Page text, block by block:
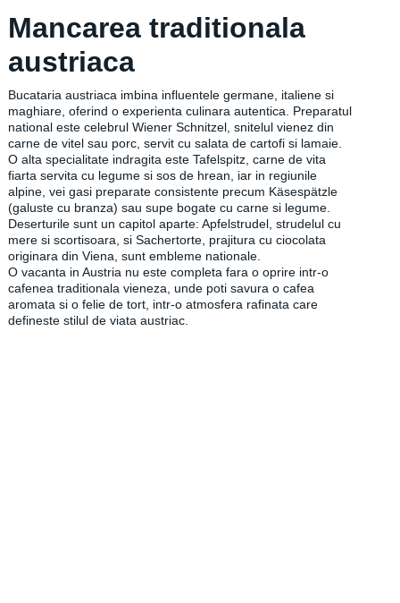
Mancarea traditionala
austriaca
Bucataria austriaca imbina influentele germane, italiene si
maghiare, oferind o experienta culinara autentica. Preparatul
national este celebrul Wiener Schnitzel, snitelul vienez din
carne de vitel sau porc, servit cu salata de cartofi si lamaie.
O alta specialitate indragita este Tafelspitz, carne de vita
fiarta servita cu legume si sos de hrean, iar in regiunile
alpine, vei gasi preparate consistente precum Käsespätzle
(galuste cu branza) sau supe bogate cu carne si legume.
Deserturile sunt un capitol aparte: Apfelstrudel, strudelul cu
mere si scortisoara, si Sachertorte, prajitura cu ciocolata
originara din Viena, sunt embleme nationale.
O vacanta in Austria nu este completa fara o oprire intr-o
cafenea traditionala vieneza, unde poti savura o cafea
aromata si o felie de tort, intr-o atmosfera rafinata care
defineste stilul de viata austriac.